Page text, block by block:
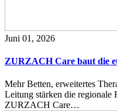
Juni 01, 2026
ZURZACH Care baut die
Mehr Betten, erweitertes
Leitung stärken die regionale
ZURZACH Care…